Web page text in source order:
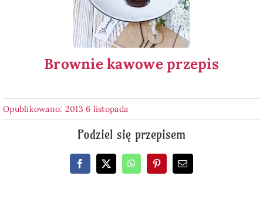
Brownie kawowe przepis
Opublikowano: 2013 6 listopada
Podziel się przepisem